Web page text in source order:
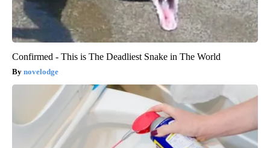
Confirmed - This is The Deadliest Snake in The World
novelodge